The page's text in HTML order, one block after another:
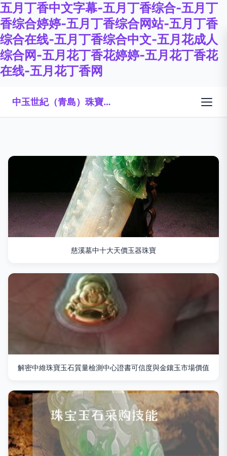
五月丁香中文字幕-五月丁香综合-五月丁
香综合婷婷-五月丁香综合网站-五月丁香
综合在线-五月丁香综合中文-五月花成人
综合网-五月花丁香花婷婷-五月花丁香花
在线-五月花丁香网
中玉世紀（青島）珠寶有限公司
慈溪墓中十大天價玉器珠寶
解密中維珠寶玉石質量檢測中心證書可信度與金鑲玉市場價值